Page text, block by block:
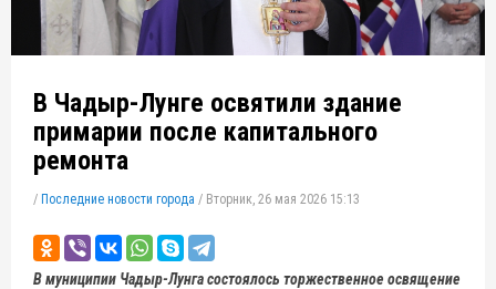
В Чадыр-Лунге освятили здание
примарии после капитального
ремонта
/ Последние новости города / Вторник, 26 мая 2026 15:13
В муниципии Чадыр-Лунга состоялось торжественное освящение